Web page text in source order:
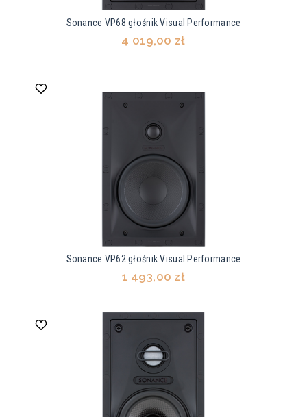
Sonance VP68 głośnik Visual Performance
4 019,00 zł
Sonance VP62 głośnik Visual Performance
1 493,00 zł